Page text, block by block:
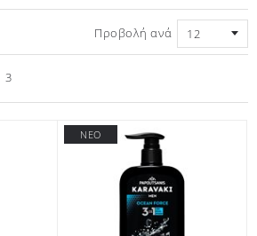
Προβολή ανά
3
ΝΕΟ